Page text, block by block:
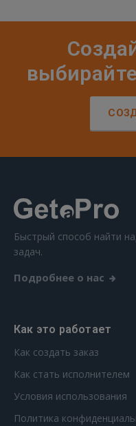
Быстрый способ найти
задач.
Подробнее о нас
Как это работает
Как создать заказ
Как стать исполнителем
Условия использования
Политика